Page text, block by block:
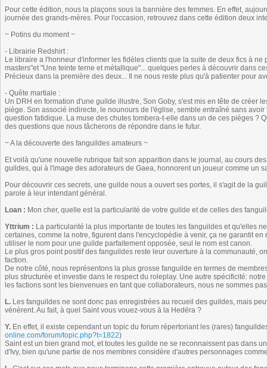
Pour cette édition, nous la plaçons sous la bannière des femmes. En effet,
journée des grands-mères. Pour l'occasion, retrouvez dans cette édition deux
~ Potins du moment ~
- Librairie Redshirt :
Le libraire a l'honneur d'informer les fidèles clients que la suite de deux fics à
masters"et "Une teinte terne et métallique"... quelques perles à découvrir dans
Précieux dans la première des deux... Il ne nous reste plus qu'à patienter pour
- Quête martiale :
Un DRH en formation d'une guilde illustre, Son Goby, s'est mis en tête de créer
piège. Son associé indirecte, le nounours de l'église, semble entraîné sans
question fatidique. La muse des chutes tombera-t-elle dans un de ces pièges ?
des questions que nous tâcherons de répondre dans le futur.
~ A la découverte des fanguildes amateurs ~
Et voilà qu'une nouvelle rubrique fait son apparition dans le journal, au cours
guildes, qui à l'image des adorateurs de Gaea, honnorent un joueur comme un
Pour découvrir ces secrets, une guilde nous a ouvert ses portes, il s'agit de la
parole à leur intendant général.
Loan : Mon cher, quelle est la particularité de votre guilde et de celles des
Yttrium : La particularité la plus importante de toutes les fanguildes et qu'elles
certaines, comme la notre, figurent dans l'encyclopédie à venir, ça ne garantit
utiliser le nom pour une guilde parfaitement opposée, seul le nom est canon.
Le plus gros point positif des fanguildes reste leur ouverture à la communauté,
faction.
De notre côté, nous représentons la plus grosse fanguilde en termes de
plus structurée et investie dans le respect du roleplay. Une autre spécificité:
les factions sont les bienvenues en tant que collaborateurs, nous ne sommes
L. Les fanguildes ne sont donc pas enregistrées au recueil des guildes, mais
vénèrent. Au fait, à quel Saint vous vouez-vous à la Hedëra ?
Y. En effet, il existe cependant un topic du forum répertoriant les (rares)
online.com/forum/topic.php?t=1822)
Saint est un bien grand mot, et toutes les guilde ne se reconnaissent pas dans
d'Ivy, bien qu'une partie de nos membres considère d'autres personnages